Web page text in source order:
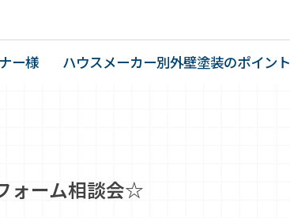
ー様 ハウスメーカー別外壁塗装のポイント
ォーム相談会☆